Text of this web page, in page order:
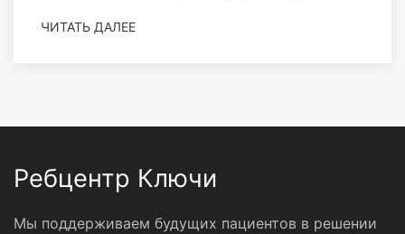
ЧИТАТЬ ДАЛЕЕ
Ребцентр Ключи
Мы поддерживаем будущих пациентов в решении